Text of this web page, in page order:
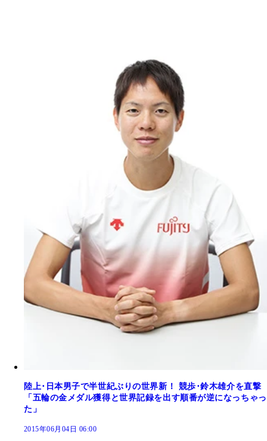
陸上･日本男子で半世紀ぶりの世界新！ 競歩･鈴木雄介を直撃
「五輪の金メダル獲得と世界記録を出す順番が逆になっちゃっ
た」
2015年06月04日 06:00